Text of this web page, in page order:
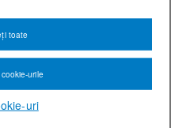
uri
toate
urile